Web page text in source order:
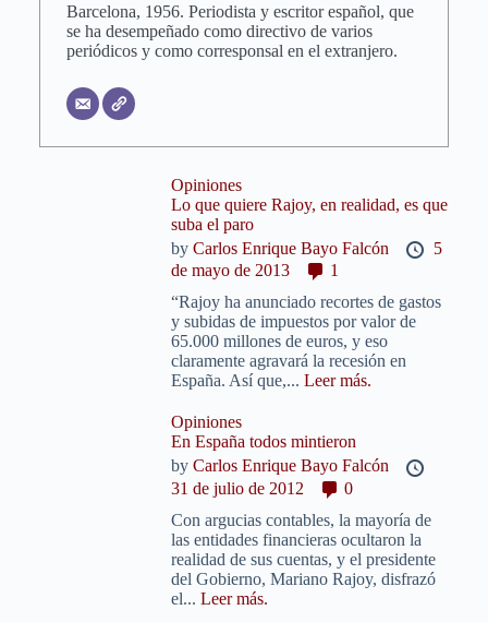
Barcelona, 1956. Periodista y escritor español, que
se ha desempeñado como directivo de varios
periódicos y como corresponsal en el extranjero.
Opiniones
Lo que quiere Rajoy, en realidad, es que
suba el paro
byCarlos Enrique Bayo Falcón
5
de mayo de 2013
1
“Rajoy ha anunciado recortes de gastos
y subidas de impuestos por valor de
65.000 millones de euros, y eso
claramente agravará la recesión en
España. Así que,...Leer más.
Opiniones
En España todos mintieron
byCarlos Enrique Bayo Falcón
31 de julio de 2012
0
Con argucias contables, la mayoría de
las entidades financieras ocultaron la
realidad de sus cuentas, y el presidente
del Gobierno, Mariano Rajoy, disfrazó
el...Leer más.